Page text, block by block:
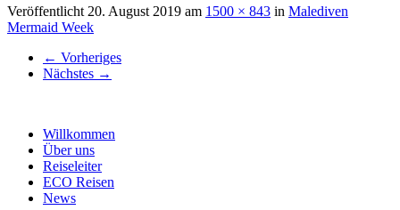
Veröffentlicht 20. August 2019 am 1500 × 843 in Malediven
Mermaid Week
← Vorheriges
Nächstes →
Willkommen
Über uns
Reiseleiter
ECO Reisen
News